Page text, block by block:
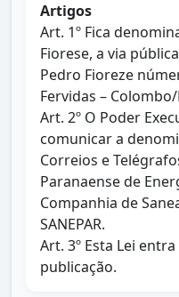
Artigos
Art. 1º Fica
Fiorese, a via
Pedro Fioreze
Fervidas – Colombo/
Art. 2º O Poder
comunicar a
Correios e
Paranaense de
Companhia de
SANEPAR.
Art. 3º Esta Lei
publicação.